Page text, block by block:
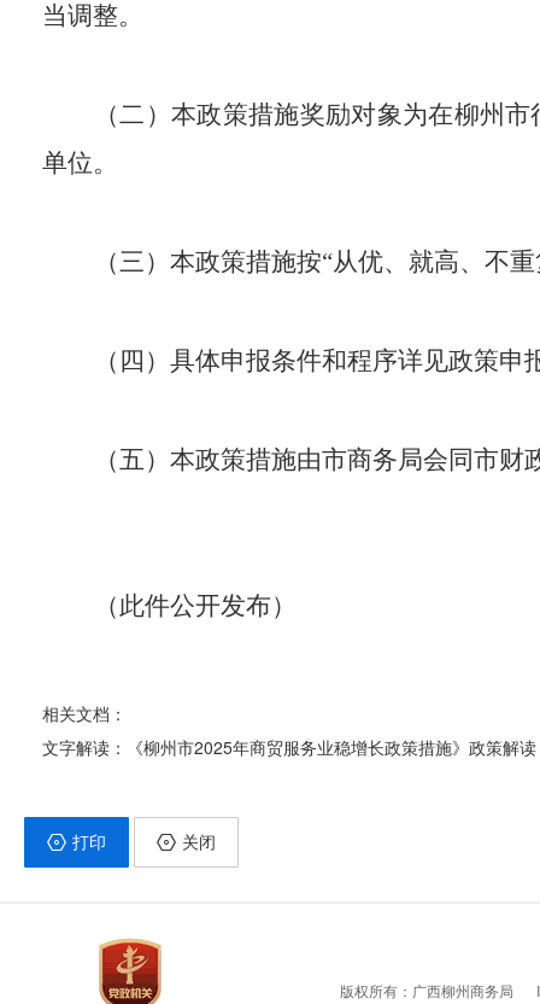
当调整。
（二 ）本政策措施奖励对象为在柳州市
单位。
（三）本政策措施按“从优、就高、不
（四）具体申报条件和程序详见政策申
（五）本政策措施由市商务局会同市财
（此件公开发布）
相关文档：
文字解读：《柳州市2025年商贸服务业稳增长政策措施》政策解读
打印 关闭
版权所有：广西柳州商务局